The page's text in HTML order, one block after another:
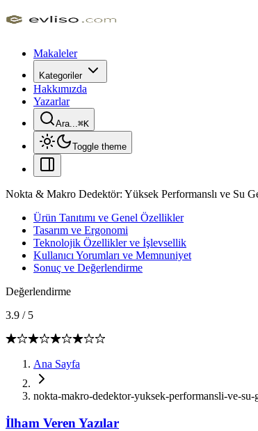
Makaleler
Kategoriler
Hakkımızda
Yazarlar
Ara...⌘K
Toggle theme
Nokta & Makro Dedektör: Yüksek Performanslı ve Su
Ürün Tanıtımı ve Genel Özellikler
Tasarım ve Ergonomi
Teknolojik Özellikler ve İşlevsellik
Kullanıcı Yorumları ve Memnuniyet
Sonuç ve Değerlendirme
Değerlendirme
3.9 / 5
Ana Sayfa
nokta-makro-dedektor-yuksek-performansli-ve-su-
İlham Veren Yazılar